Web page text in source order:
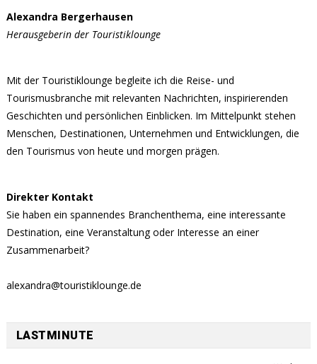
Alexandra Bergerhausen
Herausgeberin der Touristiklounge
Mit der Touristiklounge begleite ich die Reise- und
Tourismusbranche mit relevanten Nachrichten, inspirierenden
Geschichten und persönlichen Einblicken. Im Mittelpunkt stehen
Menschen, Destinationen, Unternehmen und Entwicklungen, die
den Tourismus von heute und morgen prägen.
Direkter Kontakt
Sie haben ein spannendes Branchenthema, eine interessante
Destination, eine Veranstaltung oder Interesse an einer
Zusammenarbeit?
alexandra@touristiklounge.de
LASTMINUTE